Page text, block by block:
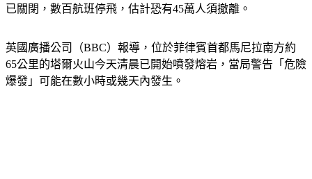
已關閉，數百航班停飛，估計恐有45萬人須撤離。
英國廣播公司（BBC）報導，位於菲律賓首都馬尼拉南方約
65公里的塔爾火山今天清晨已開始噴發熔岩，當局警告「危險
爆發」可能在數小時或幾天內發生。